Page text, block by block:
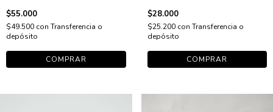
$55.000
$49.500 con Transferencia o
depósito
COMPRAR
$28.000
$25.200 con Transferencia o
depósito